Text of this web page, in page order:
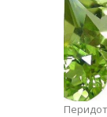
Перидот